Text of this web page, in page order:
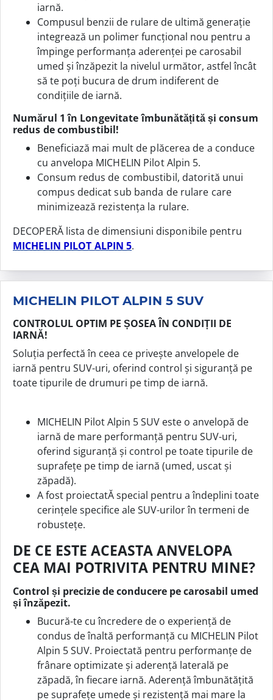
iarnă.
Compusul benzii de rulare de ultimă generație
integrează un polimer funcțional nou pentru a
împinge performanța aderenței pe carosabil
umed și înzăpezit la nivelul următor, astfel încât
să te poți bucura de drum indiferent de
condițiile de iarnă.
Numărul 1 în Longevitate îmbunătățită și consum
redus de combustibil!
Beneficiază mai mult de plăcerea de a conduce
cu anvelopa MICHELIN Pilot Alpin 5.
Consum redus de combustibil, datorită unui
compus dedicat sub banda de rulare care
minimizează rezistența la rulare.
DECOPERĂ lista de dimensiuni disponibile pentru
MICHELIN PILOT ALPIN 5.
MICHELIN PILOT ALPIN 5 SUV
CONTROLUL OPTIM PE ȘOSEA ÎN CONDIȚII DE
IARNĂ!
Soluția perfectă în ceea ce privește anvelopele de
iarnă pentru SUV-uri, oferind control și siguranță pe
toate tipurile de drumuri pe timp de iarnă.
MICHELIN Pilot Alpin 5 SUV este o anvelopă de
iarnă de mare performanță pentru SUV-uri,
oferind siguranță și control pe toate tipurile de
suprafețe pe timp de iarnă (umed, uscat și
zăpadă).
A fost proiectatĂ special pentru a îndeplini toate
cerințele specifice ale SUV-urilor în termeni de
robustețe.
DE CE ESTE ACEASTA ANVELOPA
CEA MAI POTRIVITA PENTRU MINE?
Control și precizie de conducere pe carosabil umed
și înzăpezit.
Bucură-te cu încredere de o experiență de
condus de înaltă performanță cu MICHELIN Pilot
Alpin 5 SUV. Proiectată pentru performanțe de
frânare optimizate și aderență laterală pe
zăpadă, în fiecare iarnă. Aderență îmbunătățită
pe suprafețe umede și rezistență mai mare la